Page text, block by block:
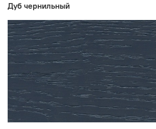
Дуб чернильный